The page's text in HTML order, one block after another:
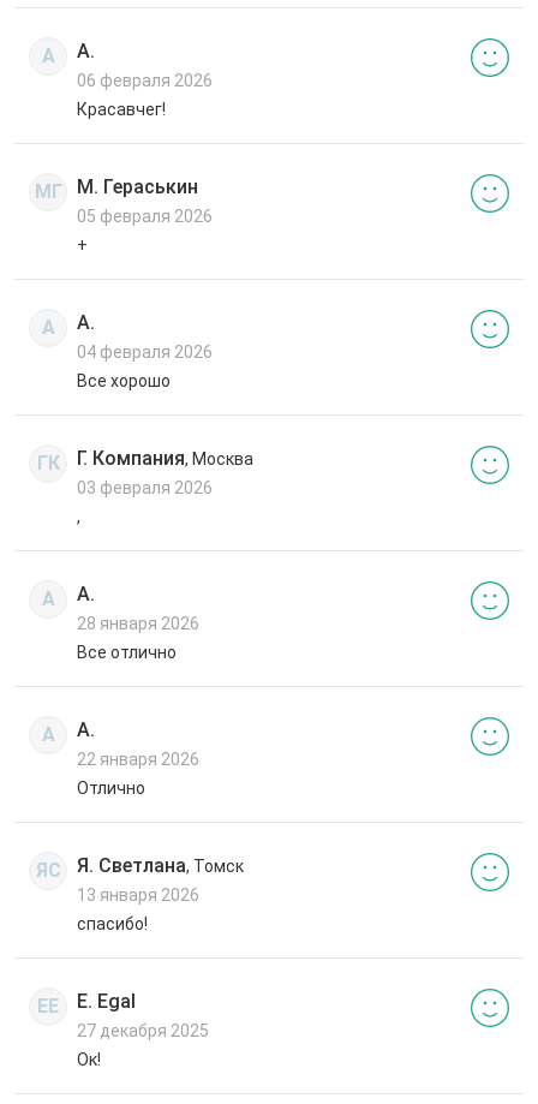
А А.
06 февраля 2026
Красавчег!
МГ М. Гераськин
05 февраля 2026
+
А А.
04 февраля 2026
Все хорошо
ГК Г. Компания, Москва
03 февраля 2026
,
А А.
28 января 2026
Все отлично
А А.
22 января 2026
Отлично
ЯС Я. Светлана, Томск
13 января 2026
спасибо!
EE E. Egal
27 декабря 2025
Ок!